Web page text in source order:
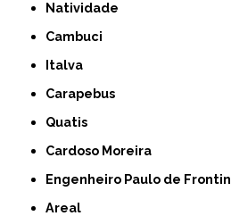
Natividade
Cambuci
Italva
Carapebus
Quatis
Cardoso Moreira
Engenheiro Paulo de Frontin
Areal